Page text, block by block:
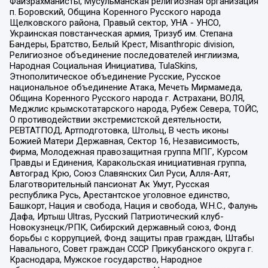
п. Боровский, Община Коренного Русского народа
Щелковского района, Правый сектор, УНА - УНСО,
Украинская повстанческая армия, Тризуб им. Степана
Бандеры, Братство, Белый Крест, Misanthropic division,
Религиозное объединение последователей инглиизма,
Народная Социальная Инициатива, TulaSkins,
Этнополитическое объединение Русские, Русское
национальное объединение Атака, Мечеть Мирмамеда,
Община Коренного Русского народа г. Астрахани, ВОЛЯ,
Меджлис крымскотатарского народа, Рубеж Севера, ТОЙС,
О противодействии экстремистской деятельности,
РЕВТАТПОД, Артподготовка, Штольц, В честь иконы
Божией Матери Державная, Сектор 16, Независимость,
Фирма, Молодежная правозащитная группа МПГ, Курсом
Правды и Единения, Каракольская инициативная группа,
Автоград Крю, Союз Славянских Сил Руси, Алля-Аят,
Благотворительный пансионат Ак Умут, Русская
республика Русь, Арестантское уголовное единство,
Башкорт, Нация и свобода, Нация и свобода, W.H.С., Фалунь
Дафа, Иртыш Ultras, Русский Патриотический клуб-
Новокузнецк/РПК, Сибирский державный союз, Фонд
борьбы с коррупцией, Фонд защиты прав граждан, Штабы
Навального, Совет граждан СССР Прикубанского округа г.
Краснодара, Мужское государство, Народное